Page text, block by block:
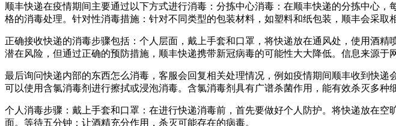
顺丰快递在疫情期间主要通过以下方式进行消毒：分拣中心消毒：在顺丰快递的分拣中心
格的消毒处理。针对性消毒措施：针对不同类型的包装材料，如塑料和纸包装，顺丰会采取
正确接收快递的消毒步骤包括：个人层面，戴上手套和口罩，将快递放在通风处，使用酒
潜在风险，但通过正确的预防措施，顺丰快递携带新冠病毒的可能性大大降低。信息来源于
最后询问快递内部的东西怎么消毒，客服会回复相关处理情况，例如疫情期间顺丰收到快
可以使用含氯消毒剂进行擦拭或浸泡消毒。含氯消毒剂具有广谱杀菌作用，能有效杀灭多种
个人消毒步骤：戴上手套和口罩：在进行快递消毒前，首先要做好个人防护。将快递放在
面。等待五分钟：让酒精充分作用，杀灭可能存在的病毒。